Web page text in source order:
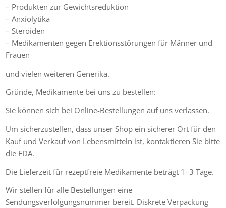
– Produkten zur Gewichtsreduktion
– Anxiolytika
– Steroiden
– Medikamenten gegen Erektionsstörungen für Männer und
Frauen
und vielen weiteren Generika.
Gründe, Medikamente bei uns zu bestellen:
Sie können sich bei Online-Bestellungen auf uns verlassen.
Um sicherzustellen, dass unser Shop ein sicherer Ort für den
Kauf und Verkauf von Lebensmitteln ist, kontaktieren Sie bitte
die FDA.
Die Lieferzeit für rezeptfreie Medikamente beträgt 1–3 Tage.
Wir stellen für alle Bestellungen eine
Sendungsverfolgungsnummer bereit. Diskrete Verpackung